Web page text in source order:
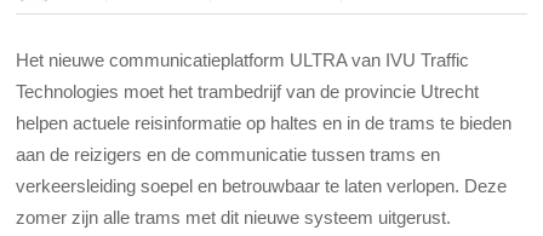
Het nieuwe communicatieplatform ULTRA van IVU Traffic
Technologies moet het trambedrijf van de provincie Utrecht
helpen actuele reisinformatie op haltes en in de trams te bieden
aan de reizigers en de communicatie tussen trams en
verkeersleiding soepel en betrouwbaar te laten verlopen. Deze
zomer zijn alle trams met dit nieuwe systeem uitgerust.